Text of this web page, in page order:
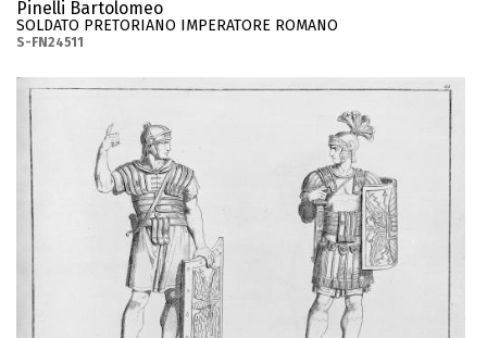
Pinelli Bartolomeo
SOLDATO PRETORIANO IMPERATORE ROMANO
S-FN24511